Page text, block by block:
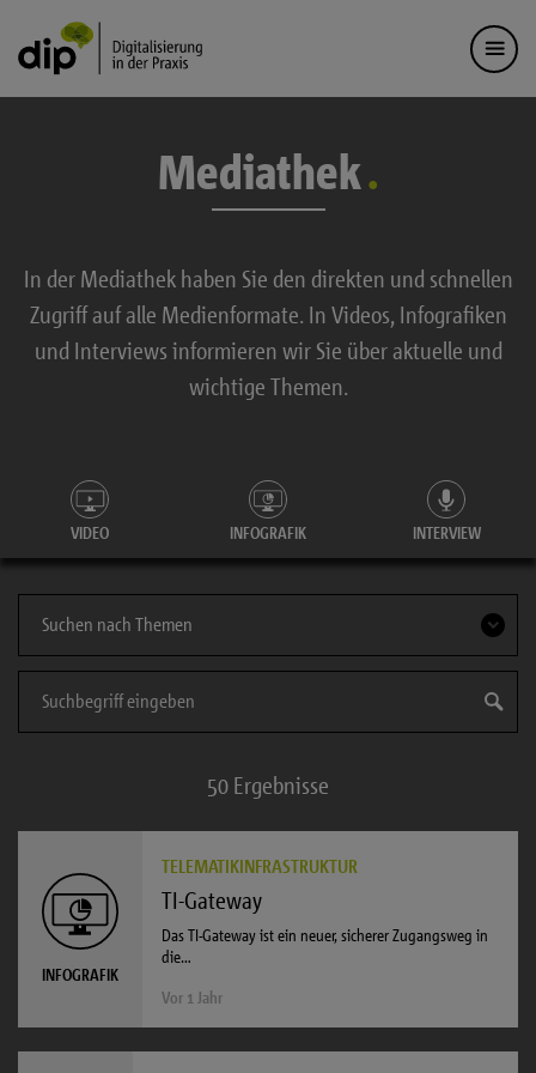
Mediathek
In der Mediathek haben Sie den direkten und schnellen
Zugriff auf alle Medienformate. In Videos, Infografiken
und Interviews informieren wir Sie über aktuelle und
wichtige Themen.
VIDEO INFOGRAFIK INTERVIEW
50 Ergebnisse
INFOGRAFIK
TELEMATIKINFRASTRUKTUR
TI-Gateway
Das TI-Gateway ist ein neuer, sicherer Zugangsweg in
die…
Vor 1 Jahr